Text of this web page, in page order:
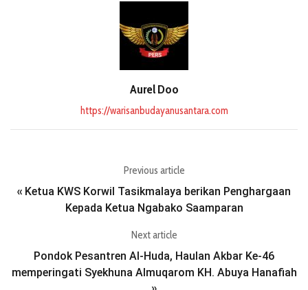
Aurel Doo
https://warisanbudayanusantara.com
Previous article
« Ketua KWS Korwil Tasikmalaya berikan Penghargaan
Kepada Ketua Ngabako Saamparan
Next article
Pondok Pesantren Al-Huda, Haulan Akbar Ke-46
memperingati Syekhuna Almuqarom KH. Abuya Hanafiah